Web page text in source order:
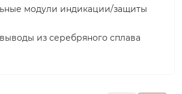
модули индикации/защиты
из серебряного сплава